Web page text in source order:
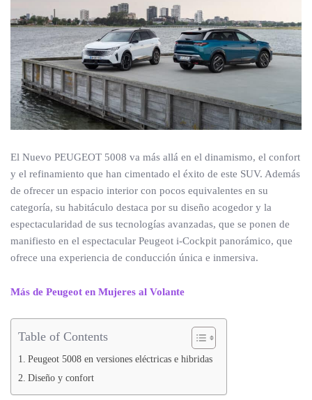
El Nuevo PEUGEOT 5008 va más allá en el dinamismo, el confort
y el refinamiento que han cimentado el éxito de este SUV. Además
de ofrecer un espacio interior con pocos equivalentes en su
categoría, su habitáculo destaca por su diseño acogedor y la
espectacularidad de sus tecnologías avanzadas, que se ponen de
manifiesto en el espectacular Peugeot i-Cockpit panorámico, que
ofrece una experiencia de conducción única e inmersiva.
Más de Peugeot en Mujeres al Volante
Table of Contents
Peugeot 5008 en versiones eléctricas e hibridas
Diseño y confort